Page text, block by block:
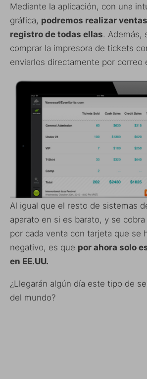
Mediante la aplicación, con una
gráfica, podremos realizar
registro de todas ellas. Además,
comprar la impresora de tickets
enviarlos directamente por correo
Al igual que el resto de sistemas
aparato en si es barato, y se
por cada venta con tarjeta que se
negativo, es que por ahora solo
en EE.UU.
¿Llegarán algún día este tipo de
del mundo?